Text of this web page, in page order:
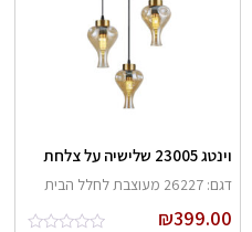
23005 שלישיה על צלחת
מעוצבת לחלל הבית
₪